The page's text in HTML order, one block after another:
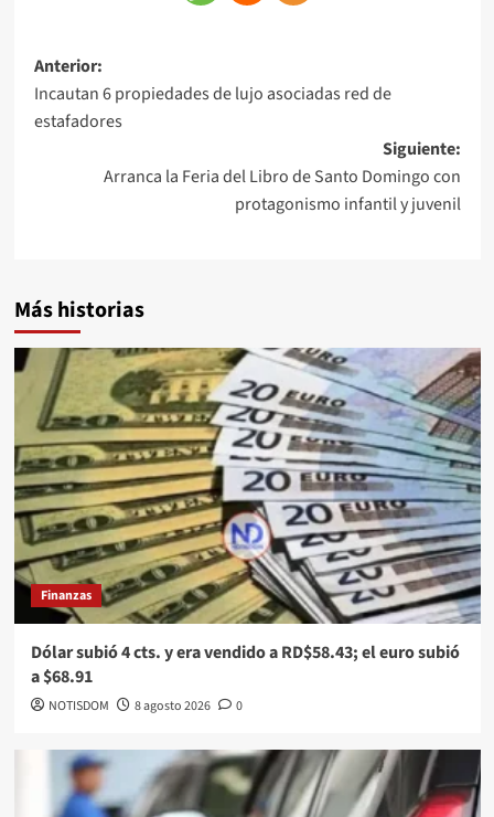
Anterior:
Incautan 6 propiedades de lujo asociadas red de
estafadores
Siguiente:
Arranca la Feria del Libro de Santo Domingo con
protagonismo infantil y juvenil
Más historias
Finanzas
Dólar subió 4 cts. y era vendido a RD$58.43; el euro subió
a $68.91
NOTISDOM 8 agosto 2026 0